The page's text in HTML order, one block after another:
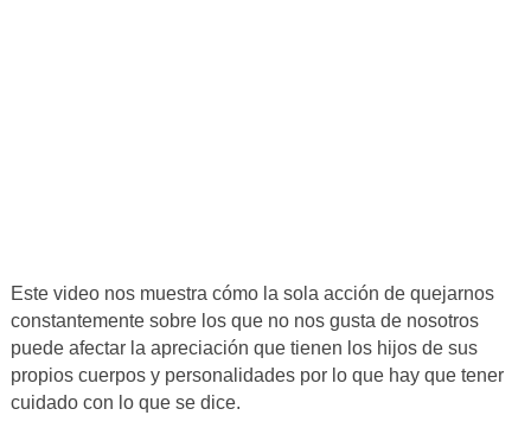
Este video nos muestra cómo la sola acción de quejarnos
constantemente sobre los que no nos gusta de nosotros
puede afectar la apreciación que tienen los hijos de sus
propios cuerpos y personalidades por lo que hay que tener
cuidado con lo que se dice.